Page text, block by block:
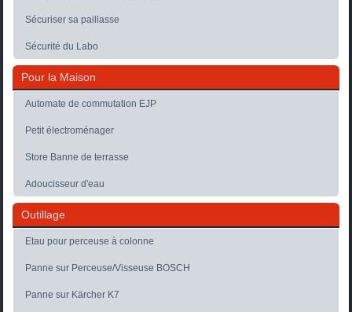
Sécuriser sa paillasse
Sécurité du Labo
Pour la Maison
Automate de commutation EJP
Petit électroménager
Store Banne de terrasse
Adoucisseur d'eau
Outillage
Etau pour perceuse à colonne
Panne sur Perceuse/Visseuse BOSCH
Panne sur Kärcher K7